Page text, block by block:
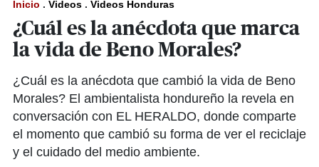
Inicio . Videos . Videos Honduras
¿Cuál es la anécdota que marca
la vida de Beno Morales?
¿Cuál es la anécdota que cambió la vida de Beno
Morales? El ambientalista hondureño la revela en
conversación con EL HERALDO, donde comparte
el momento que cambió su forma de ver el reciclaje
y el cuidado del medio ambiente.